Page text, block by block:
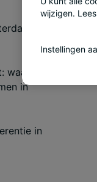
wijzigen.
Instellingen